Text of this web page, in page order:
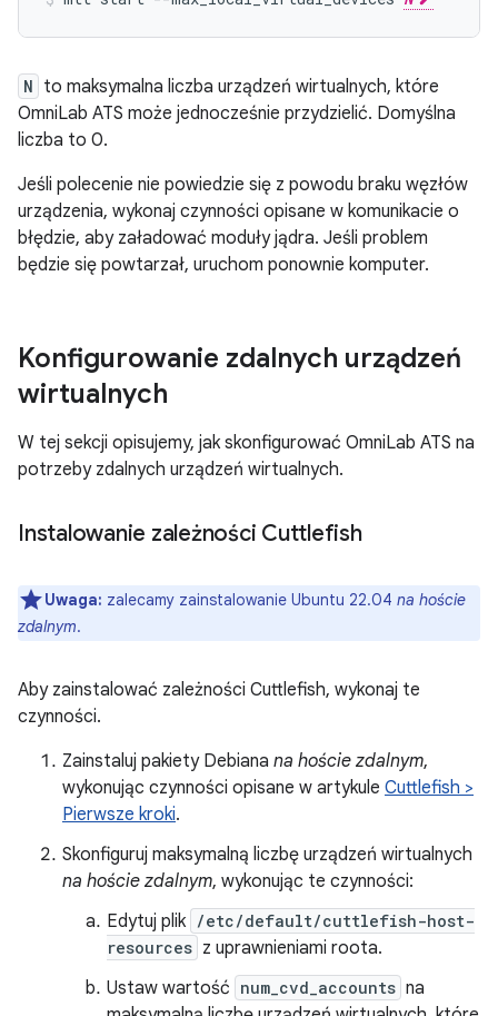
N to maksymalna liczba urządzeń wirtualnych, które
OmniLab ATS może jednocześnie przydzielić. Domyślna
liczba to 0.
Jeśli polecenie nie powiedzie się z powodu braku węzłów
urządzenia, wykonaj czynności opisane w komunikacie o
błędzie, aby załadować moduły jądra. Jeśli problem
będzie się powtarzał, uruchom ponownie komputer.
Konfigurowanie zdalnych urządzeń
wirtualnych
W tej sekcji opisujemy, jak skonfigurować OmniLab ATS na
potrzeby zdalnych urządzeń wirtualnych.
Instalowanie zależności Cuttlefish
Uwaga: zalecamy zainstalowanie Ubuntu 22.04 na hoście
zdalnym.
Aby zainstalować zależności Cuttlefish, wykonaj te
czynności.
Zainstaluj pakiety Debiana na hoście zdalnym,
wykonując czynności opisane w artykule Cuttlefish >
Pierwsze kroki.
Skonfiguruj maksymalną liczbę urządzeń wirtualnych
na hoście zdalnym, wykonując te czynności:
Edytuj plik /etc/default/cuttlefish-host-
resources z uprawnieniami roota.
Ustaw wartość num_cvd_accounts na